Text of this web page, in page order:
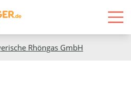
Rhöngas GmbH